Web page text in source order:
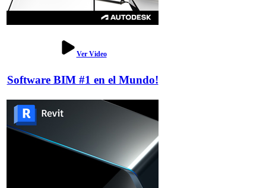
Ver Video
Software BIM #1 en el Mundo!